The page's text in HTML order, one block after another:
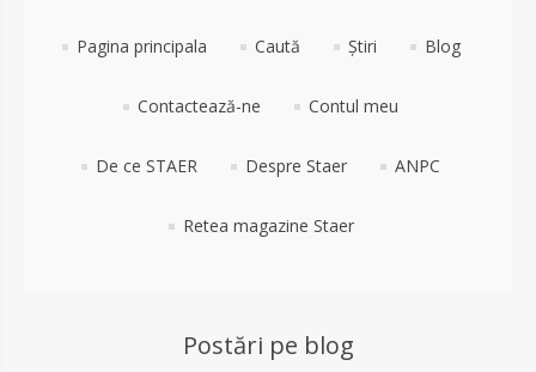
Pagina principala Caută Știri Blog
Contactează-ne Contul meu
De ce STAER Despre Staer ANPC
Retea magazine Staer
Postări pe blog